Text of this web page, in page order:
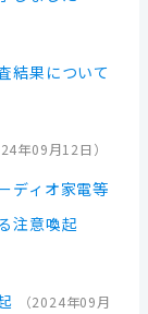
結果について
年09月12日 ）
ディオ家電等
注意喚起
（2024年09月